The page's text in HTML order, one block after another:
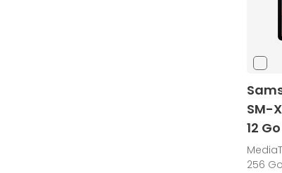
SM-
12 Go
256